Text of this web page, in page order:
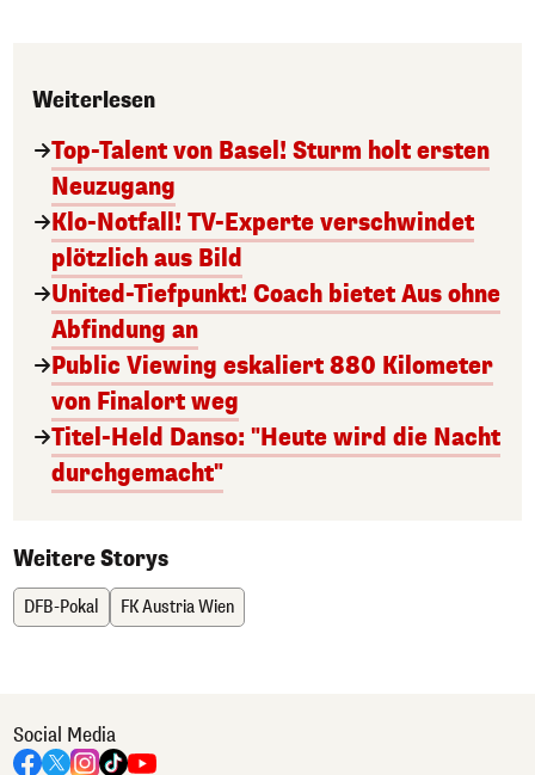
Weiterlesen
Top-Talent von Basel! Sturm holt ersten
Neuzugang
Klo-Notfall! TV-Experte verschwindet
plötzlich aus Bild
United-Tiefpunkt! Coach bietet Aus ohne
Abfindung an
Public Viewing eskaliert 880 Kilometer
von Finalort weg
Titel-Held Danso: "Heute wird die Nacht
durchgemacht"
Weitere Storys
DFB-Pokal FK Austria Wien
Social Media